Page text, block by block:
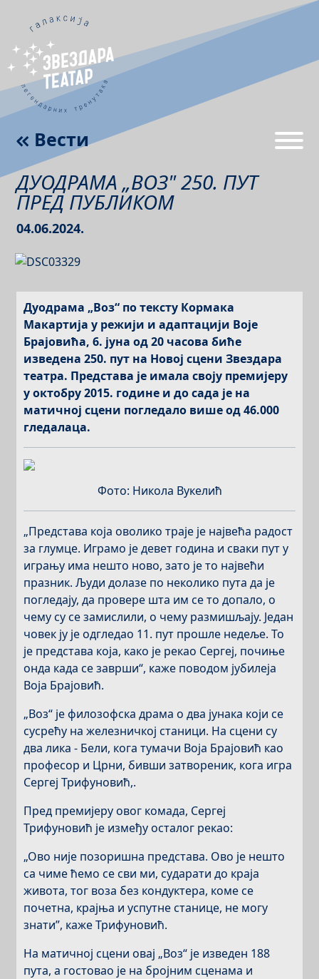
Вести
ДУОДРАМА „ВОЗ" 250. ПУТ
ПРЕД ПУБЛИКОМ
04.06.2024.
Дуодрама „Воз“ по тексту Кормака
Макартија у режији и адаптацији Воје
Брајовића, 6. јуна од 20 часова биће
изведена 250. пут на Новој сцени Звездара
театра. Представа је имала своју премијеру
у октобру 2015. године и до сада је на
матичној сцени погледало више од 46.000
гледалаца.
Фото: Никола Вукелић
„Представа која оволико траје је највећа радост
за глумце. Играмо је девет година и сваки пут у
игрању има нешто ново, зато је то највећи
празник. Људи долазе по неколико пута да је
погледају, да провере шта им се то допало, о
чему су се замислили, о чему размишљају. Један
човек ју је одгледао 11. пут прошле недеље. То
је представа која, како је рекао Сергеј, почиње
онда када се заврши“, каже поводом јубилеја
Воја Брајовић.
„Воз“ је филозофска драма о два јунака који се
сусрећу на железничкој станици. На сцени су
два лика - Бели, кога тумачи Воја Брајовић као
професор и Црни, бивши затвореник, кога игра
Сергеј Трифуновић,.
Пред премијеру овог комада, Сергеј
Трифуновић је између осталог рекао:
„Ово није позоришна представа. Ово је нешто
са чиме ћемо се сви ми, сударати до краја
живота, тог воза без кондуктера, коме се
почетна, крајња и успутне станице, не могу
знати”, каже Трифуновић.
На матичној сцени овај „Воз“ је изведен 188
пута, а гостовао је на бројним сценама и